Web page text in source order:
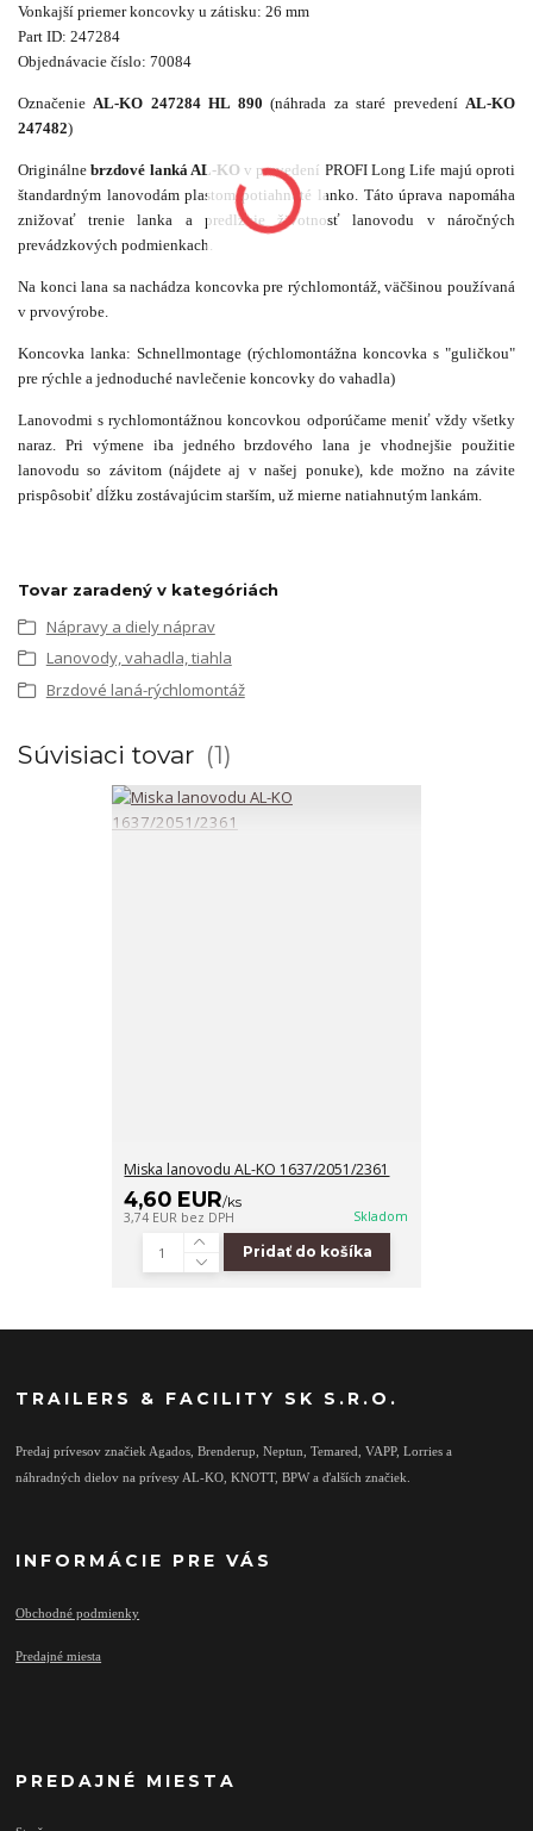
Vonkajší priemer koncovky u zátisku: 26 mm
Part ID: 247284
Objednávacie číslo: 70084
Označenie AL-KO 247284 HL 890 (náhrada za staré prevedení AL-KO
247482)
Originálnebrzdové lanká AL-KO v prevedení PROFI Long Life majú oproti
štandardným lanovodám plastom potiahnuté lanko. Táto úprava napomáha
znižovať trenie lanka a predlžuje životnosť lanovodu v náročných
prevádzkových podmienkach.
Na konci lana sa nachádza koncovka pre rýchlomontáž, väčšinou používaná
v prvovýrobe.
Koncovka lanka: Schnellmontage (rýchlomontážna koncovka s "guličkou"
pre rýchle a jednoduché navlečenie koncovky do vahadla)
Lanovodmi s rychlomontážnou koncovkou odporúčame meniť vždy všetky
naraz. Pri výmene iba jedného brzdového lana je vhodnejšie použitie
lanovodu so závitom (nájdete aj v našej ponuke), kde možno na závite
prispôsobiť dĺžku zostávajúcim starším, už mierne natiahnutým lankám.
Tovar zaradený v kategóriách
Nápravy a diely náprav
Lanovody, vahadla, tiahla
Brzdové laná-rýchlomontáž
Súvisiaci tovar 1
Miska lanovodu AL-KO 1637/2051/2361
4,60 EUR/ks
3,74 EUR bez DPH Skladom
Pridať do košíka
TRAILERS & FACILITY SK S.R.O.
Predaj prívesov značiek Agados, Brenderup, Neptun, Temared, VAPP, Lorries a
náhradných dielov na prívesy AL-KO, KNOTT, BPW a ďalších značiek.
INFORMÁCIE PRE VÁS
Obchodné podmienky
Predajné miesta
PREDAJNÉ MIESTA